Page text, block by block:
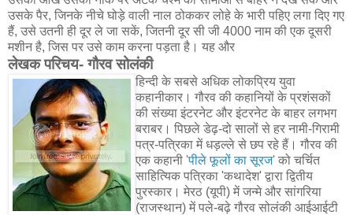
उसके पैर, जिनके नीचे घोड़े वाली नाल ठोककर लोहे के भारी पहिए लगा दिए गए
हैं, उसे उतनी ही दूर ले जा सकें, जितनी दूर सी जी 4000 नाम की एक दूसरी
मशीन है, जिस पर उसे काम करना पड़ता है। यह और
लेखक परिचय- गौरव सोलंकी
हिन्दी के सबसे अधिक लोकप्रिय युवा
कहानीकार। गौरव की कहानियों के प्रशंसकों
की संख्या इंटरनेट और इंटरनेट के बाहर लगभग
बराबर। पिछले डेढ़-दो सालों से हर नामी-गिरामी
पत्र-पत्रिका में धड़ल्ले से छप रहे हैं। गौरव की
एक कहानी 'पीले फूलों का सूरज' को चर्चित
साहित्यिक पत्रिका 'कथादेश' द्वारा द्वितीय
पुरस्कार। मेरठ (यूपी) में जन्मे और सांगरिया
(राजस्थान) में पले-बढ़े गौरव सोलंकी आईआईटी